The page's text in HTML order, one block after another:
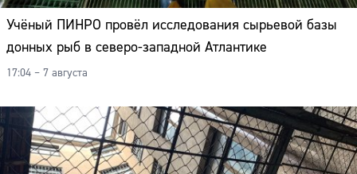
Учёный ПИНРО провёл исследования сырьевой базы
донных рыб в северо-западной Атлантике
17:04 – 7 августа